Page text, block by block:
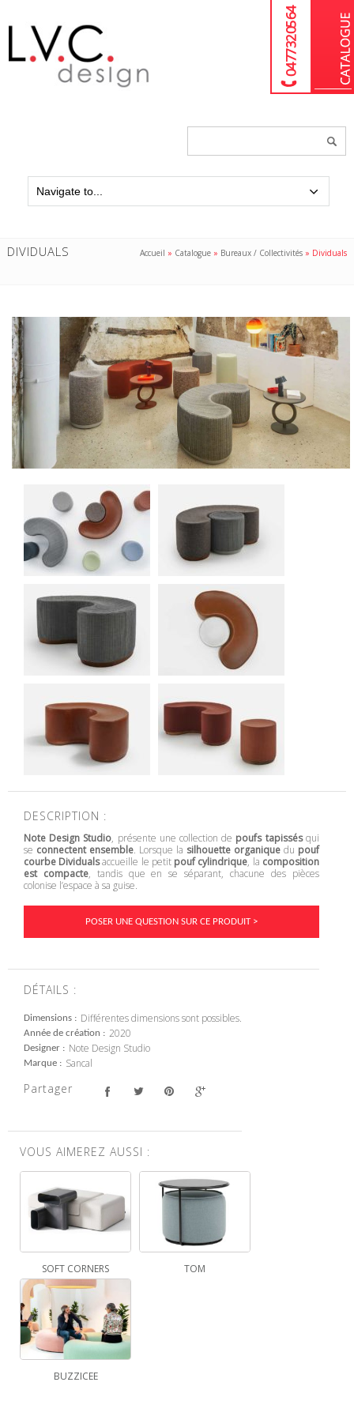
04 77 32 05 64
DIVIDUALS Accueil » Catalogue » Bureaux / Collectivités » Dividuals
DESCRIPTION :
Note Design Studio, présente une collection de poufs tapissésqui
se connectent ensemble. Lorsque la silhouette organiquedu pouf
courbe Dividualsaccueille le petit pouf cylindrique, la composition
est compacte, tandis que en se séparant, chacune des pièces
colonise l’espace à sa guise.
POSER UNE QUESTION SUR CE PRODUIT >
DÉTAILS :
Dimensions Différentes dimensions sont possibles.
Année de création 2020
Designer Note Design Studio
Marque Sancal
Partager
VOUS AIMEREZ AUSSI :
SOFT CORNERS TOM
BUZZICEE